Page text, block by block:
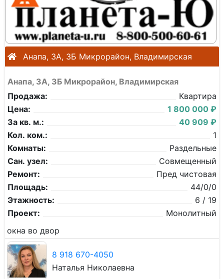
Анапа, 3А, 3Б Микрорайон, Владимирская
Анапа, 3А, 3Б Микрорайон, Владимирская
Продажа:
Квартира
Цена:
1 800 000 ₽
За кв. м.:
40 909 ₽
Кол. ком.:
1
Комнаты:
Раздельные
Сан. узел:
Совмещенный
Ремонт:
Пред чистовая
Площадь:
44/0/0
Этажность:
6 / 19
Проект:
Монолитный
окна во двор
8 918 670-4050
Наталья Николаевна